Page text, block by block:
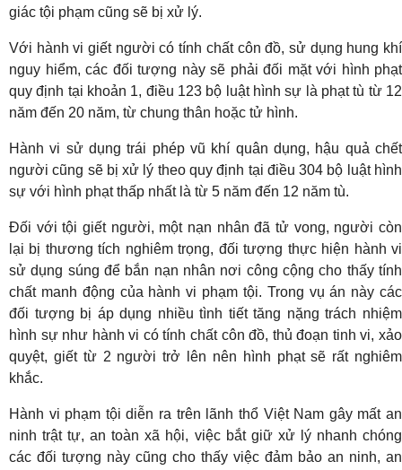
giác tội phạm cũng sẽ bị xử lý.
Với hành vi giết người có tính chất côn đồ, sử dụng hung khí
nguy hiểm, các đối tượng này sẽ phải đối mặt với hình phạt
quy định tại khoản 1, điều 123 bộ luật hình sự là phạt tù từ 12
năm đến 20 năm, từ chung thân hoặc tử hình.
Hành vi sử dụng trái phép vũ khí quân dụng, hậu quả chết
người cũng sẽ bị xử lý theo quy định tại điều 304 bộ luật hình
sự với hình phạt thấp nhất là từ 5 năm đến 12 năm tù.
Đối với tội giết người, một nạn nhân đã tử vong, người còn
lại bị thương tích nghiêm trọng, đối tượng thực hiện hành vi
sử dụng súng để bắn nạn nhân nơi công cộng cho thấy tính
chất manh động của hành vi phạm tội. Trong vụ án này các
đối tượng bị áp dụng nhiều tình tiết tăng nặng trách nhiệm
hình sự như hành vi có tính chất côn đồ, thủ đoạn tinh vi, xảo
quyệt, giết từ 2 người trở lên nên hình phạt sẽ rất nghiêm
khắc.
Hành vi phạm tội diễn ra trên lãnh thổ Việt Nam gây mất an
ninh trật tự, an toàn xã hội, việc bắt giữ xử lý nhanh chóng
các đối tượng này cũng cho thấy việc đảm bảo an ninh, an